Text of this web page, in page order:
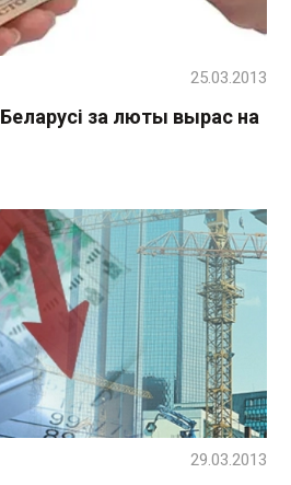
за люты вырас на
25.03.2013
29.03.2013